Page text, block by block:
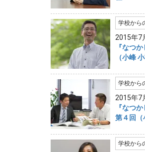
学校から
2015年7
『なつ
（小峰
学校から
2015年7
『なつ
第４回（
学校から